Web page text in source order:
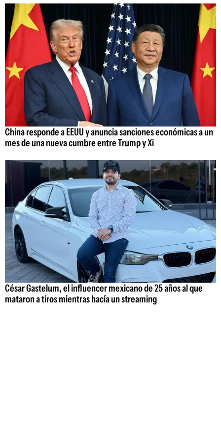
China responde a EEUU y anuncia sanciones económicas a un
mes de una nueva cumbre entre Trump y Xi
César Gastelum, el influencer mexicano de 25 años al que
mataron a tiros mientras hacía un streaming